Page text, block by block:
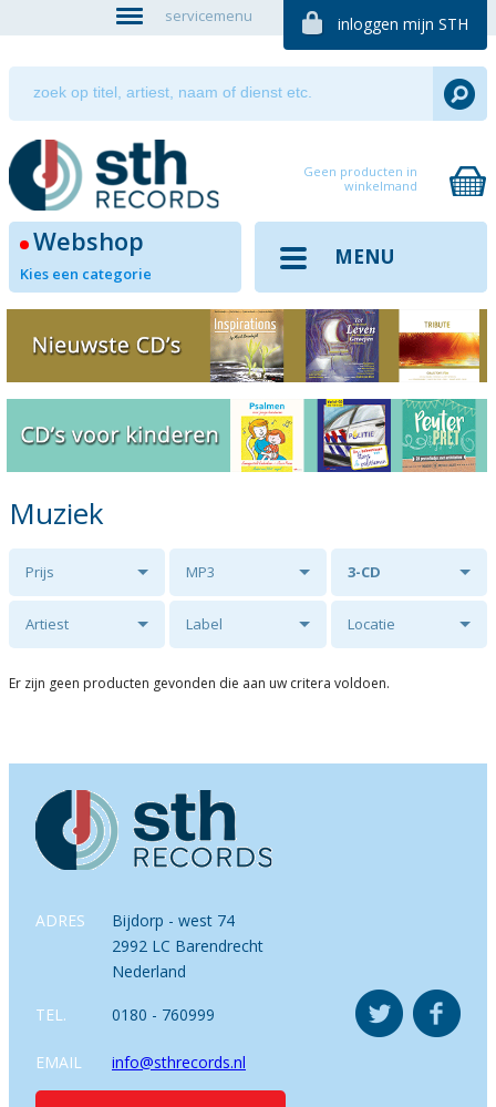
servicemenu inloggen mijn STH
Geen producten in
winkelmand
Webshop
Kies een categorie
MENU
Muziek
Prijs MP3 3-CD
Artiest Label Locatie
Er zijn geen producten gevonden die aan uw critera voldoen.
ADRES
Bijdorp - west 74
2992 LC Barendrecht
Nederland
TEL. 0180 - 760999
EMAIL info@sthrecords.nl